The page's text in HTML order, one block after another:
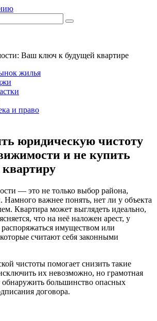
Ваш ключ к будущей квартире
жилья
и право
юридическую чистоту
и не купить
— это не только выбор района,
важнее понять, нет ли у объекта
Квартира может выглядеть идеально,
что на неё наложен арест, у
имуществом или
считают себя законными
чистоты помогает снизить такие
их невозможно, но грамотная
обнаружить большинство опасных
договора.